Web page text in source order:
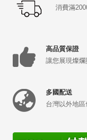
消費滿
高品質保證
讓您展現燦爛
多國配送
台灣以外地